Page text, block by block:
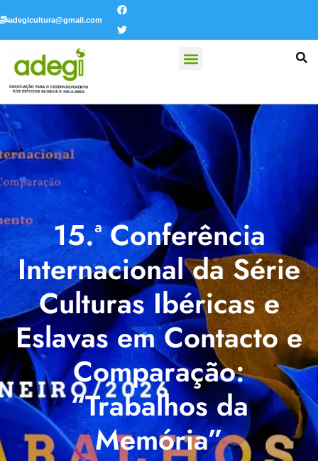
adegicultura@gmail.com
15.ª Conferência
Internacional da Série
Culturas Ibéricas e
Eslavas em Contacto e
Comparação:
“Trabalhos da
Memória”